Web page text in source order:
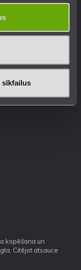
sīkfailus
kopēšana un
Citējot atsauce